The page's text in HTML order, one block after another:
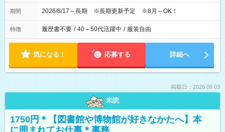
期間 2026/8/17～長期 ※長期更新予定 ※8月～OK！
特徴 履歴書不要 / 40～50代活躍中 / 服装自由
気になる！ 応募する 詳細へ
掲載日：2026.08.03
未読
1750円＊【図書館や博物館が好きなかたへ】本
に囲まれてお仕事＊事務